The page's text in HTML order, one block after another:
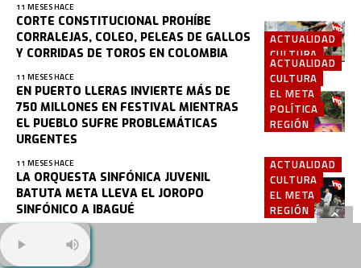
11 MESES HACE
ACTUALIDAD
CULTURA
CORTE CONSTITUCIONAL PROHÍBE
CORRALEJAS, COLEO, PELEAS DE GALLOS
Y CORRIDAS DE TOROS EN COLOMBIA
11 MESES HACE
ACTUALIDAD
CULTURA
EL META
POLÍTICA
REGIÓN
EN PUERTO LLERAS INVIERTE MÁS DE
750 MILLONES EN FESTIVAL MIENTRAS
EL PUEBLO SUFRE PROBLEMÁTICAS
URGENTES
11 MESES HACE
ACTUALIDAD
CULTURA
EL META
REGIÓN
LA ORQUESTA SINFÓNICA JUVENIL
BATUTA META LLEVA EL JOROPO
SINFÓNICO A IBAGUÉ